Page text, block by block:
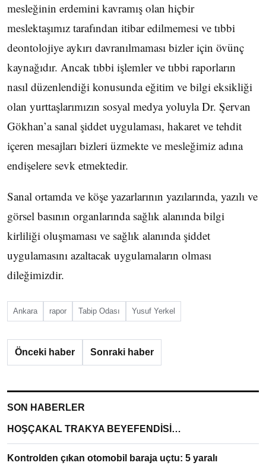
mesleğinin erdemini kavramış olan hiçbir
meslektaşımız tarafından itibar edilmemesi ve tıbbi
deontolojiye aykırı davranılmaması bizler için övünç
kaynağıdır. Ancak tıbbi işlemler ve tıbbi raporların
nasıl düzenlendiği konusunda eğitim ve bilgi eksikliği
olan yurttaşlarımızın sosyal medya yoluyla Dr. Şervan
Gökhan’a sanal şiddet uygulaması, hakaret ve tehdit
içeren mesajları bizleri üzmekte ve mesleğimiz adına
endişelere sevk etmektedir.
Sanal ortamda ve köşe yazarlarının yazılarında, yazılı ve
görsel basının organlarında sağlık alanında bilgi
kirliliği oluşmaması ve sağlık alanında şiddet
uygulamasını azaltacak uygulamaların olması
dileğimizdir.
Ankara rapor Tabip Odası Yusuf Yerkel
Önceki haber Sonraki haber
SON HABERLER
HOŞÇAKAL TRAKYA BEYEFENDİSİ…
Kontrolden çıkan otomobil baraja uçtu: 5 yaralı